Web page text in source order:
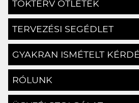
TERVEZÉSI SEGÉDLET
GYAKRAN ISMÉTELT
RÓLUNK
ÜGYFÉLSZOLGÁLAT